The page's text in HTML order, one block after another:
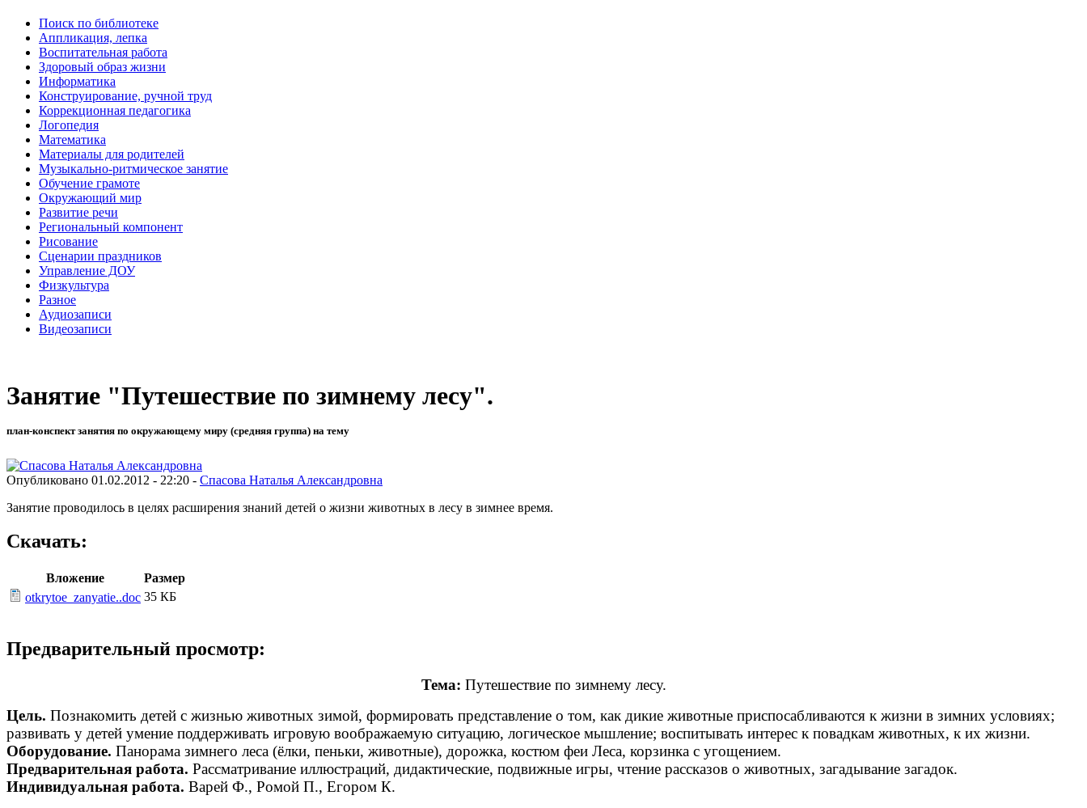
Поиск по библиотеке
Аппликация, лепка
Воспитательная работа
Здоровый образ жизни
Информатика
Конструирование, ручной труд
Коррекционная педагогика
Логопедия
Математика
Материалы для родителей
Музыкально-ритмическое занятие
Обучение грамоте
Окружающий мир
Развитие речи
Региональный компонент
Рисование
Сценарии праздников
Управление ДОУ
Физкультура
Разное
Аудиозаписи
Видеозаписи
Занятие "Путешествие по зимнему лесу".
план-конспект занятия по окружающему миру (средняя группа) на тему
Опубликовано 01.02.2012 - 22:20 - Спасова Наталья Александровна
Занятие проводилось в целях расширения знаний детей о жизни животных в лесу в зимнее время.
Скачать:
Вложение
Размер
otkrytoe_zanyatie..doc 35 КБ
Предварительный просмотр:
Тема: Путешествие по зимнему лесу.
Цель. Познакомить детей с жизнью животных зимой, формировать представление о том, как дикие животные приспосабливаются к жизни в зимних условиях;
развивать у детей умение поддерживать игровую воображаемую ситуацию, логическое мышление; воспитывать интерес к повадкам животных, к их жизни.
Оборудование. Панорама зимнего леса (ёлки, пеньки, животные), дорожка, костюм феи Леса, корзинка с угощением.
Предварительная работа. Рассматривание иллюстраций, дидактические, подвижные игры, чтение рассказов о животных, загадывание загадок.
Индивидуальная работа. Варей Ф., Ромой П., Егором К.